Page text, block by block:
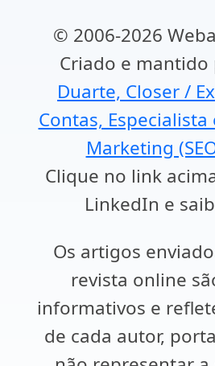
© 2006-2026
Criado e mantido
Duarte, Closer /
Contas, Especialista
Marketing
Clique no link
LinkedIn e
Os artigos
revista online
informativos e
de cada autor,